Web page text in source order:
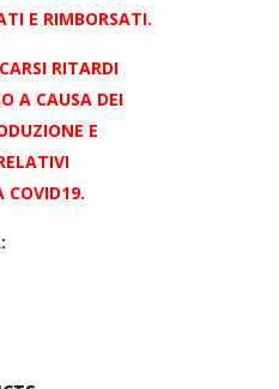
E RIMBORSATI.
RITARDI
A CAUSA DEI
E
COVID19.